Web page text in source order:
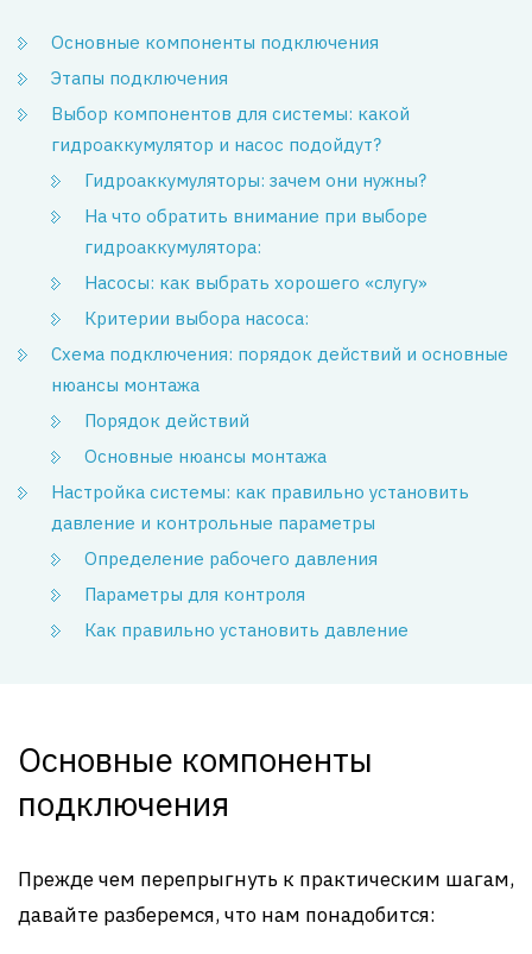
Основные компоненты подключения
Этапы подключения
Выбор компонентов для системы: какой
гидроаккумулятор и насос подойдут?
Гидроаккумуляторы: зачем они нужны?
На что обратить внимание при выборе
гидроаккумулятора:
Насосы: как выбрать хорошего «слугу»
Критерии выбора насоса:
Схема подключения: порядок действий и основные
нюансы монтажа
Порядок действий
Основные нюансы монтажа
Настройка системы: как правильно установить
давление и контрольные параметры
Определение рабочего давления
Параметры для контроля
Как правильно установить давление
Основные компоненты
подключения
Прежде чем перепрыгнуть к практическим шагам,
давайте разберемся, что нам понадобится: